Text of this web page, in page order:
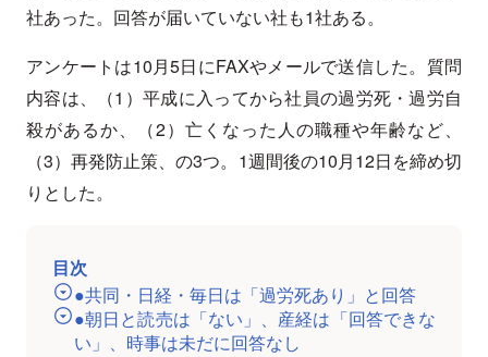
社あった。回答が届いていない社も1社ある。
アンケートは10月5日にFAXやメールで送信した。質問
内容は、（1）平成に入ってから社員の過労死・過労自
殺があるか、（2）亡くなった人の職種や年齢など、
（3）再発防止策、の3つ。1週間後の10月12日を締め切
りとした。
目次
●共同・日経・毎日は「過労死あり」と回答
●朝日と読売は「ない」、産経は「回答できな
い」、時事は未だに回答なし